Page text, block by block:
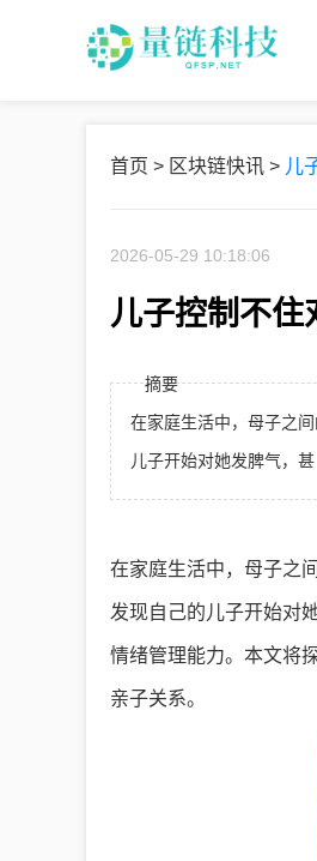
首页 > 区块链快讯 > 儿
2026-05-29 10:18:06
儿子控制不住
摘要
在家庭生活中，母子之
儿子开始对她发脾气，甚
在家庭生活中，母子之
发现自己的儿子开始对
情绪管理能力。本文将
亲子关系。